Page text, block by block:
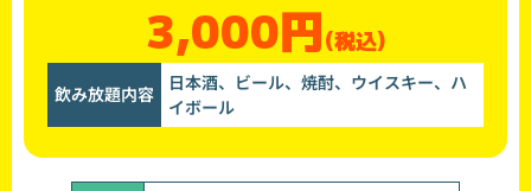
3,000円(税込)
飲み放題内容
日本酒、ビール、焼酎、ウイスキー、ハ
イボール